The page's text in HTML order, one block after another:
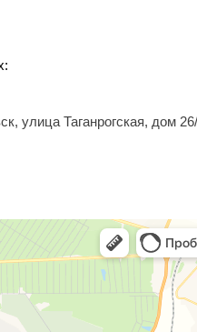
улица Таганрогская, дом